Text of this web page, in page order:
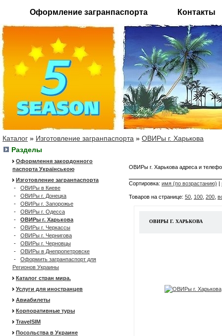
Оформление загранпаспорта Контакты
Каталог » Изготовление загранпаспорта » ОВИРы г. Харькова
Разделы
Оформлення закордонного
паспорта Українською
Изготовление загранпаспорта
- ОВИРы в Киеве
- ОВИРы г. Донецка
- ОВИРы г. Запорожье
- ОВИРы г. Одесса
- ОВИРы г. Харькова
- ОВИРы г. Черкассы
- ОВИРы г. Чернигова
- ОВИРы г. Черновцы
- ОВИРы в Днепропетровске
- Оформить загранпаспорт для
Регионов Украины
Каталог стран мира.
Услуги для иностранцев
Авиабилеты
Корпоративные туры
TravelSIM
Посольства в Украине
ОВИРы г. Харькова адреса и
Сортировка: имя (по возрастанию) |
Товаров на странице: 50 100 200
ОВИРЫ Г. ХАРЬКОВА